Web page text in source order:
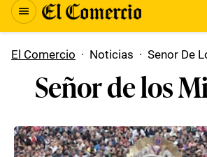
El Comercio · Noticias · Senor De
Señor de los